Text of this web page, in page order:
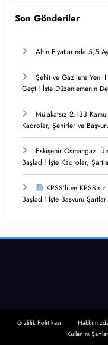
Son Gönderiler
Altın Fiyatlarında 5,5
Şehit ve Gazilere Yeni
Geçti! İşte Düzenlemenin
Mülakatsız 2.133
Kadrolar, Şehirler ve
Eskişehir Osmangazi
Başladı! İşte Kadrolar,
KPSS’li ve
Başladı! İşte Başvuru Şartları
Gizlilik Politikası
Kullanım